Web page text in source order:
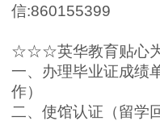
信:860155399
☆☆☆英华教育贴心
一、办理毕业证成绩
作）
二、使馆认证（留学